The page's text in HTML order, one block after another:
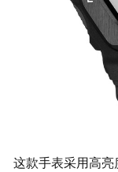
这款手表采用高亮